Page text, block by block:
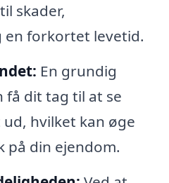
skader,
forkortet levetid.
En grundig
få dit tag til at se
hvilket kan øge
din ejendom.